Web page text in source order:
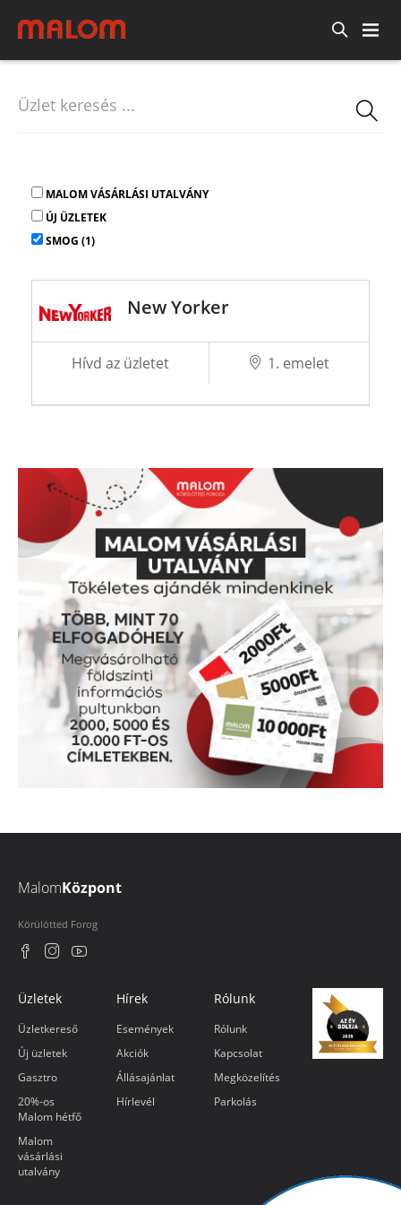
MALOM VÁSÁRLÁSI UTALVÁNY
ÚJ ÜZLETEK
SMOG (1)
New Yorker
Hívd az üzletet 1. emelet
MalomKözpont
Körülötted Forog
Üzletek
Üzletkereső
Új üzletek
Gasztro
20%-os
Malom hétfő
Malom
vásárlási
utalvány
Hírek
Események
Akciók
Állásajánlat
Hírlevél
Rólunk
Rólunk
Kapcsolat
Megközelítés
Parkolás